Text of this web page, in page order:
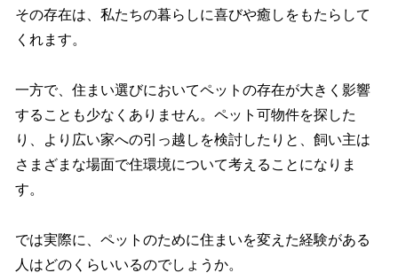
その存在は、私たちの暮らしに喜びや癒しをもたらして
くれます。
一方で、住まい選びにおいてペットの存在が大きく影響
することも少なくありません。ペット可物件を探した
り、より広い家への引っ越しを検討したりと、飼い主は
さまざまな場面で住環境について考えることになりま
す。
では実際に、ペットのために住まいを変えた経験がある
人はどのくらいいるのでしょうか。